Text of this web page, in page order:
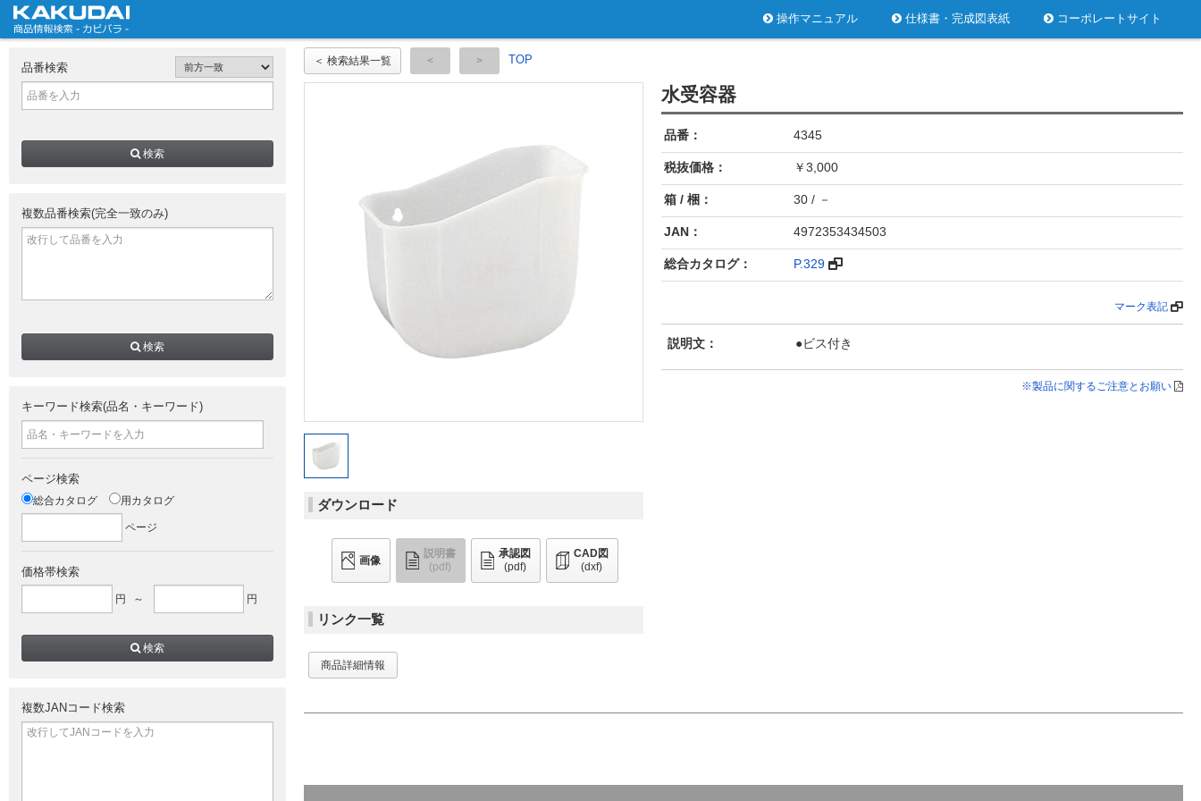
操作マニュアル 仕様書・完成図表紙 コーポレートサイト
＜ 検索結果一覧 TOP
ダウンロード
画像
説明書
(pdf)
承認図
(pdf)
CAD図
(dxf)
リンク一覧
商品詳細情報
水受容器
品番： 4345
税抜価格： ￥3,000
箱 / 梱： 30 / －
JAN： 4972353434503
総合カタログ： P.329
マーク表記
説明文： ●ビス付き
※製品に関するご注意とお願い
品番検索
検索
複数品番検索(完全一致のみ)
検索
キーワード検索(品名・キーワード)
ページ検索
総合カタログ 用カタログ
ページ
価格帯検索
円 ～ 円
検索
複数JANコード検索